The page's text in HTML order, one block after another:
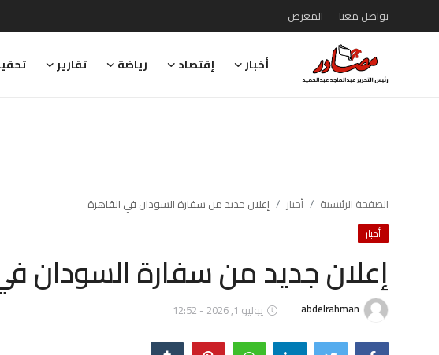
تواصل معنا المعرض
أخبار إقتصاد رياضة تقارير
تحقيقات
الصفحة الرئيسية أخبار إعلان جديد من سفارة السودان في القاهرة
أخبار
إعلان جديد من سفارة السودان
abdelrahman يوليو 1, 2026 - 12:52